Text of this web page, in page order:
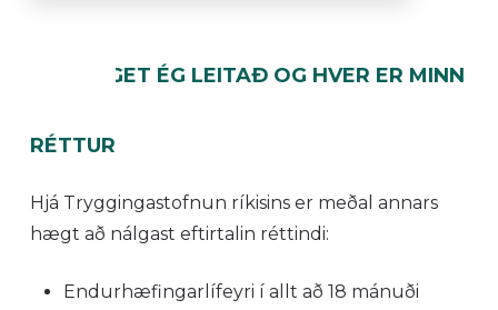
HVERT GET ÉG LEITAÐ OG HVER ER MINN
RÉTTUR
Hjá Tryggingastofnun ríkisins er meðal annars
hægt að nálgast eftirtalin réttindi:
Endurhæfingarlífeyri í allt að 18 mánuði